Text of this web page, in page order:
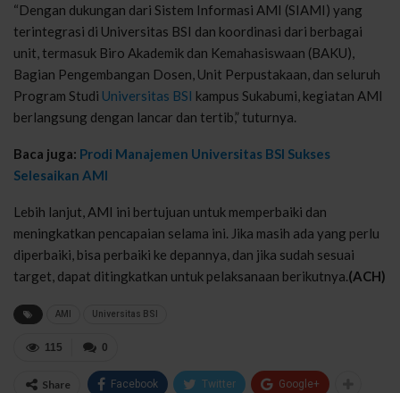
“Dengan dukungan dari Sistem Informasi AMI (SIAMI) yang
terintegrasi di Universitas BSI dan koordinasi dari berbagai
unit, termasuk Biro Akademik dan Kemahasiswaan (BAKU),
Bagian Pengembangan Dosen, Unit Perpustakaan, dan seluruh
Program Studi Universitas BSI kampus Sukabumi, kegiatan AMI
berlangsung dengan lancar dan tertib,” tuturnya.
Baca juga: Prodi Manajemen Universitas BSI Sukses
Selesaikan AMI
Lebih lanjut, AMI ini bertujuan untuk memperbaiki dan
meningkatkan pencapaian selama ini. Jika masih ada yang perlu
diperbaiki, bisa perbaiki ke depannya, dan jika sudah sesuai
target, dapat ditingkatkan untuk pelaksanaan berikutnya.(ACH)
AMI Universitas BSI
0
115
Share Facebook Twitter Google+